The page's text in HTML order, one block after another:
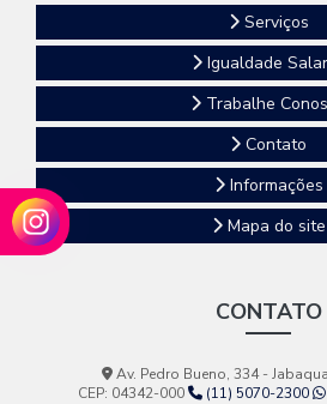
Serviços
Igualdade
Trabalhe
Contato
Informações
Mapa do site
CONTATO
Av. Pedro Bueno, 334 -
CEP: 04342-000
(11) 5070-2300